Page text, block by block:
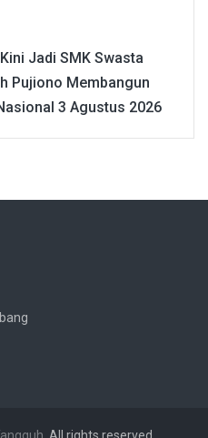
Jadi SMK Swasta
Pujiono Membangun
3 Agustus 2026